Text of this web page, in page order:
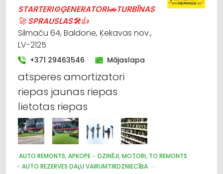
STARTERI⚙ĢENERATORI🚗TURBĪNAS
🚀 SPRAUSLAS🛠👍
Silmaču 64, Baldone, Ķekavas nov.,
LV-2125
+371 29463546 Mājaslapa
atsperes amortizatori
riepas jaunas riepas
lietotas riepas
AUTO REMONTS, APKOPE
DZINĒJI, MOTORI, TO REMONTS
AUTO REZERVES DAĻU VAIRUMTIRDZNIECĪBA